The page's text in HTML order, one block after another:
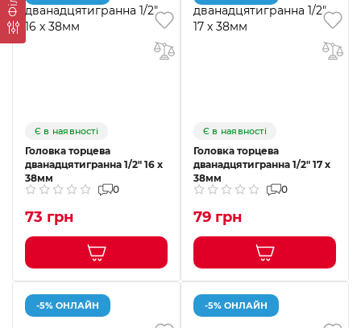
Є в наявності
Головка торцева
дванадцятигранна 1/2" 16 х
38мм
0
73 грн
Є в наявності
Головка торцева
дванадцятигранна 1/2" 17 х
38мм
0
79 грн
-5% ОНЛАЙН -5% ОНЛАЙН